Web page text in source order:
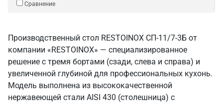
Сравнение
Производственный стол RESTOINOX СП-11/7-3Б от
компании «RESTOINOX» — специализированное
решение с тремя бортами (сзади, слева и справа) и
увеличенной глубиной для профессиональных кухонь.
Модель выполнена из высококачественной
нержавеющей стали AISI 430 (столешница) с